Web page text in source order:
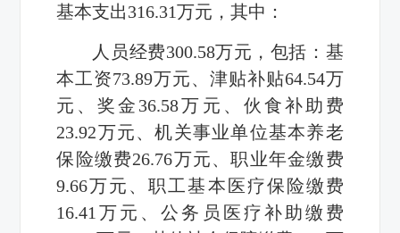
基本支出316.31万元，其中：
人员经费300.58万元，包括：基
本工资73.89万元、津贴补贴64.54万
元、奖金 36.58万元、伙食补助费
23.92万元、机关事业单位基本养老
保险缴费26.76万元、职业年金缴费
9.66万元、职工基本医疗保险缴费
16.41 万元、公务员医疗补助缴费